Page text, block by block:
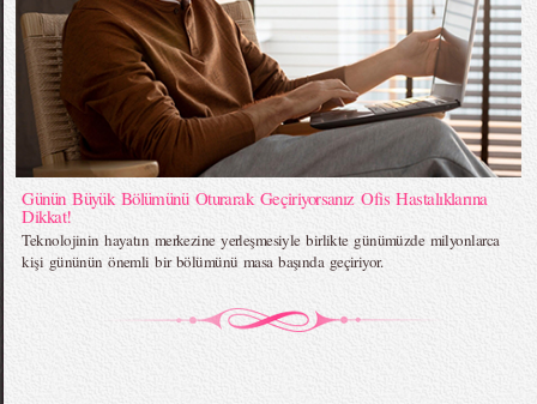
Günün Büyük Bölümünü Oturarak Geçiriyorsanız Ofis Hastalıklarına
Dikkat!
Teknolojinin hayatın merkezine yerleşmesiyle birlikte günümüzde milyonlarca
kişi gününün önemli bir bölümünü masa başında geçiriyor.